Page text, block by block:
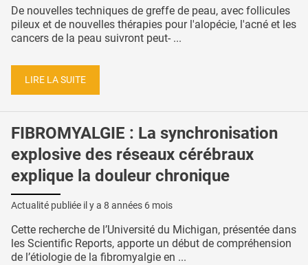
De nouvelles techniques de greffe de peau, avec follicules
pileux et de nouvelles thérapies pour l'alopécie, l'acné et les
cancers de la peau suivront peut- ...
LIRE LA SUITE
FIBROMYALGIE : La synchronisation
explosive des réseaux cérébraux
explique la douleur chronique
Actualité publiée il y a 8 années 6 mois
Cette recherche de l’Université du Michigan, présentée dans
les Scientific Reports, apporte un début de compréhension
de l’étiologie de la fibromyalgie en ...